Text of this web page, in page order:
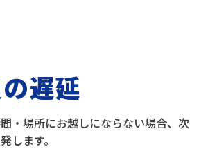
遅延
・場所にお越しにならない場合、次
します。